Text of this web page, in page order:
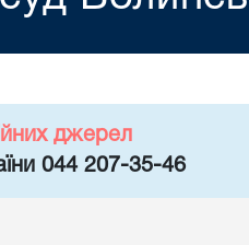
джерел
044 207-35-46